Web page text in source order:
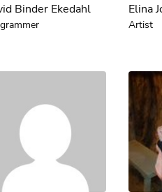
Binder Ekedahl Elina
Artist